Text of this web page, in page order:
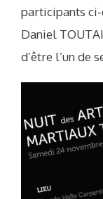
participants ci-
Daniel
d’être l’un de